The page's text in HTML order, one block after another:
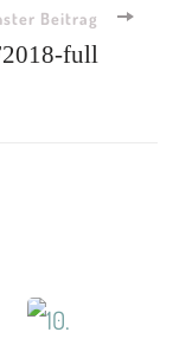
Beitrag
full